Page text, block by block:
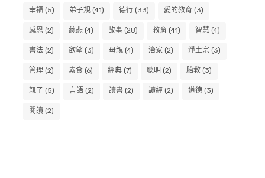
幸福 (5) 弟子規 (41) 德行 (33) 愛的教育 (3)
感恩 (2) 慈悲 (4) 故事 (28) 教育 (41) 智慧 (4)
書法 (2) 欲望 (3) 母親 (4) 治家 (2) 淨土宗 (3)
管理 (2) 素食 (6) 經典 (7) 聰明 (2) 胎教 (3)
親子 (5) 言語 (2) 讀書 (2) 讀經 (2) 道德 (3)
閱讀 (2)